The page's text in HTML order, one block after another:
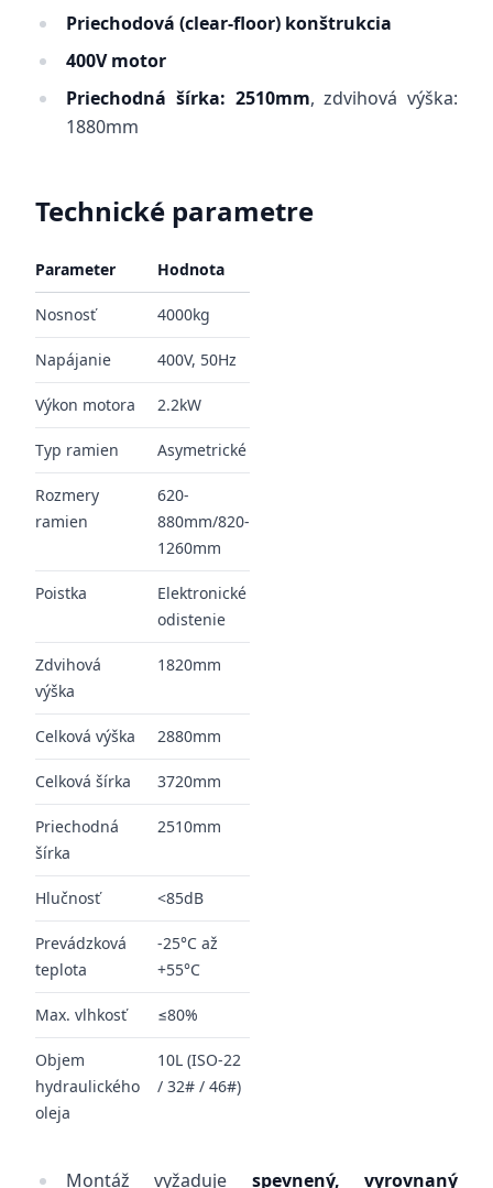
Priechodová (clear-floor) konštrukcia
400V motor
Priechodná šírka: 2510mm, zdvihová výška:
1880mm
Technické parametre
Parameter Hodnota
Nosnosť 4000kg
Napájanie 400V, 50Hz
Výkon motora 2.2kW
Typ ramien Asymetrické
Rozmery
ramien
620-
880mm/820-
1260mm
Poistka
Elektronické
odistenie
Zdvihová
výška
1820mm
Celková výška 2880mm
Celková šírka 3720mm
Priechodná
šírka
2510mm
Hlučnosť <85dB
Prevádzková
teplota
-25°C až
+55°C
Max. vlhkosť ≤80%
Objem
hydraulického
oleja
10L (ISO-22
/ 32# / 46#)
Montáž vyžaduje spevnený, vyrovnaný